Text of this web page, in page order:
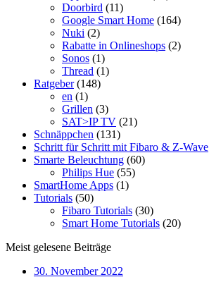
Doorbird (11)
Google Smart Home (164)
Nuki (2)
Rabatte in Onlineshops (2)
Sonos (1)
Thread (1)
Ratgeber(148)
en (1)
Grillen (3)
SAT>IP TV (21)
Schnäppchen (131)
Schritt für Schritt mit Fibaro & Z-Wave
Smarte Beleuchtung (60)
Philips Hue (55)
SmartHome Apps (1)
Tutorials (50)
Fibaro Tutorials (30)
Smart Home Tutorials (20)
Meist gelesene Beiträge
30. November 2022